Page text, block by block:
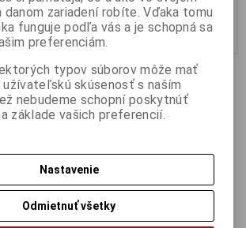
košíka
48,95 EUR 69,95 EUR
Pridať do košíka
Zľava
30 %
danom zariadení robíte. Vďaka tomu
funguje podľa vás a je schopná sa
preferenciám.
typov súborov môže mať
užívateľskú skúsenosť s naším
nebudeme schopní poskytnúť
základe vašich preferencií.
Nastavenie
Odmietnuť všetky